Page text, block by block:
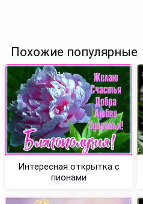
Похожие популярные
Интересная открытка с
пионами